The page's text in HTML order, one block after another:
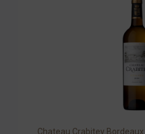
Chateau Crabitey